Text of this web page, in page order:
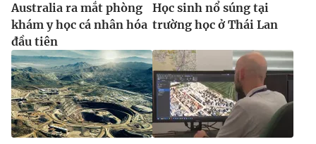
Australia ra mắt phòng
khám y học cá nhân hóa
đầu tiên
Học sinh nổ súng tại
trường học ở Thái Lan